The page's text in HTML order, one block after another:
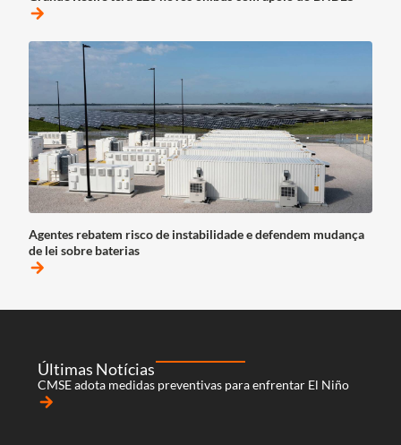
arrow_forward
Agentes rebatem risco de instabilidade e defendem mudança
de lei sobre baterias
arrow_forward
Últimas Notícias
CMSE adota medidas preventivas para enfrentar El Niño
arrow_forward